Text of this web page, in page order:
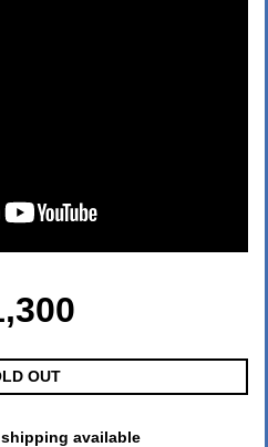
OUT
available